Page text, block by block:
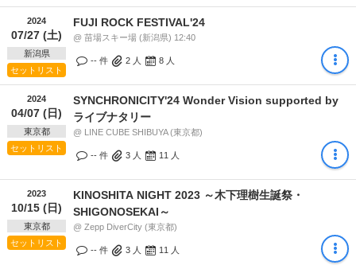
2024
07/27 (土)
新潟県
セットリスト
FUJI ROCK FESTIVAL'24
@ 苗場スキー場 (新潟県) 12:40
-- 件 2 人 8 人
2024
04/07 (日)
東京都
セットリスト
SYNCHRONICITY'24 Wonder Vision supported by
ライブナタリー
@ LINE CUBE SHIBUYA (東京都)
-- 件 3 人 11 人
2023
10/15 (日)
東京都
セットリスト
KINOSHITA NIGHT 2023 ～木下理樹生誕祭・
SHIGONOSEKAI～
@ Zepp DiverCity (東京都)
-- 件 3 人 11 人